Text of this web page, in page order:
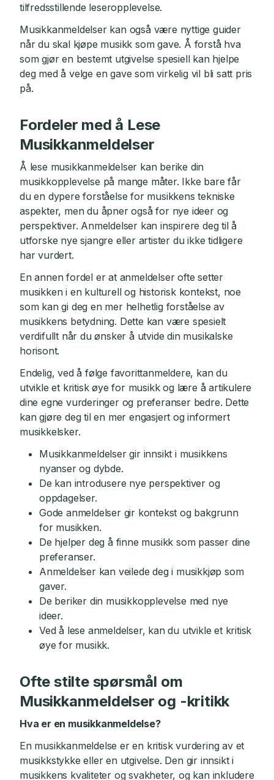
tilfredsstillende leseropplevelse.
Musikkanmeldelser kan også være nyttige guider
når du skal kjøpe musikk som gave. Å forstå hva
som gjør en bestemt utgivelse spesiell kan hjelpe
deg med å velge en gave som virkelig vil bli satt pris
på.
Fordeler med å Lese
Musikkanmeldelser
Å lese musikkanmeldelser kan berike din
musikkopplevelse på mange måter. Ikke bare får
du en dypere forståelse for musikkens tekniske
aspekter, men du åpner også for nye ideer og
perspektiver. Anmeldelser kan inspirere deg til å
utforske nye sjangre eller artister du ikke tidligere
har vurdert.
En annen fordel er at anmeldelser ofte setter
musikken i en kulturell og historisk kontekst, noe
som kan gi deg en mer helhetlig forståelse av
musikkens betydning. Dette kan være spesielt
verdifullt når du ønsker å utvide din musikalske
horisont.
Endelig, ved å følge favorittanmeldere, kan du
utvikle et kritisk øye for musikk og lære å artikulere
dine egne vurderinger og preferanser bedre. Dette
kan gjøre deg til en mer engasjert og informert
musikkelsker.
Musikkanmeldelser gir innsikt i musikkens
nyanser og dybde.
De kan introdusere nye perspektiver og
oppdagelser.
Gode anmeldelser gir kontekst og bakgrunn
for musikken.
De hjelper deg å finne musikk som passer dine
preferanser.
Anmeldelser kan veilede deg i musikkjøp som
gaver.
De beriker din musikkopplevelse med nye
ideer.
Ved å lese anmeldelser, kan du utvikle et kritisk
øye for musikk.
Ofte stilte spørsmål om
Musikkanmeldelser og -kritikk
Hva er en musikkanmeldelse?
En musikkanmeldelse er en kritisk vurdering av et
musikkstykke eller en utgivelse. Den gir innsikt i
musikkens kvaliteter og svakheter, og kan inkludere